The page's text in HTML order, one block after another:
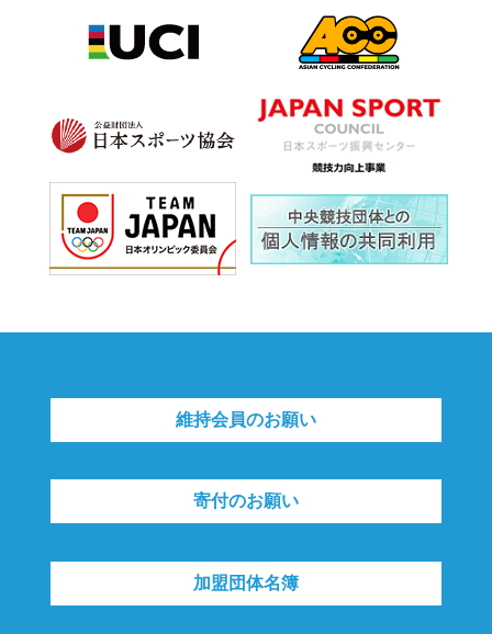
維持会員のお願い
寄付のお願い
加盟団体名簿